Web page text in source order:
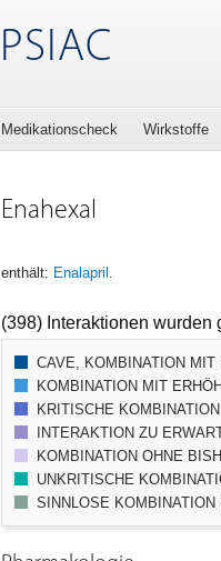
PSIAC
Medikationscheck Wirkstoffe
Enahexal
enthält: Enalapril .
(398) Interaktionen wurden
CAVE, KOMBINATION
KOMBINATION MIT
KRITISCHE
INTERAKTION ZU
KOMBINATION OHNE
UNKRITISCHE
SINNLOSE KOMBINATION